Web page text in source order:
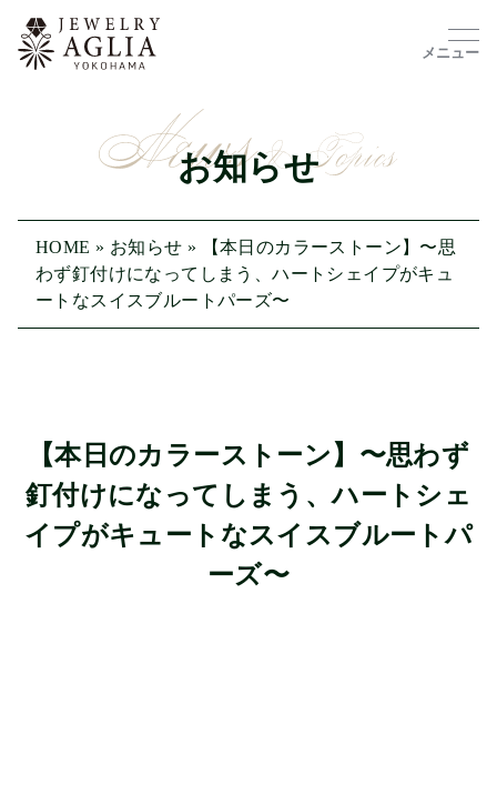
メニュー
お知らせ
HOME » お知らせ »
【本日のカラーストーン】〜思
わず釘付けになってしまう、ハートシェイプがキュ
ートなスイスブルートパーズ〜
【本日のカラーストーン】〜思わず
釘付けになってしまう、ハートシェ
イプがキュートなスイスブルートパ
ーズ〜